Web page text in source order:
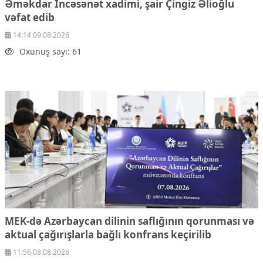
Çarpaz baxış
Təhlil
Siyasi
Geosiyasi
Araşdırma
Multimedia
Foto
Video
İnfoqrafika
Podcast
Humanitar
Elm və təhsil
Mədəniyyət
Diaspor
Yüksəliş hekayəsi
Əməkdar İncəsənət xadimi, şair Çingiz Əlioğlu
vəfat edib
14:14 09.08.2026
Oxunuş sayı: 61
MEK-də Azərbaycan dilinin saflığının qorunması və
aktual çağırışlarla bağlı konfrans keçirilib
11:56 08.08.2026